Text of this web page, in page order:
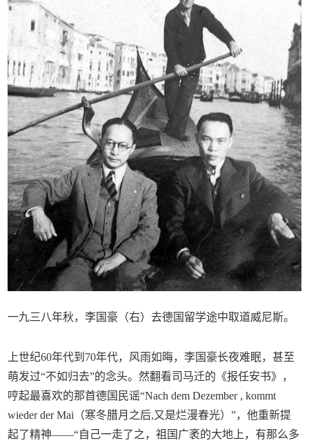
一九三八年秋，李国豪（右）去德国留学途中取道威尼斯。
上世纪60年代到70年代，风雨如晦，李国豪长夜难眠，甚至
萌发过“不如归去”的念头。然翻看司马迁的《报任安书》，
哼起最喜欢的那首德国民谣“Nach dem Dezember , kommt
wieder der Mai（寒冬腊月之后,又是烂漫春光）”，他重新提
起了精神——“自己一走了之，祖国广袤的大地上，有那么多